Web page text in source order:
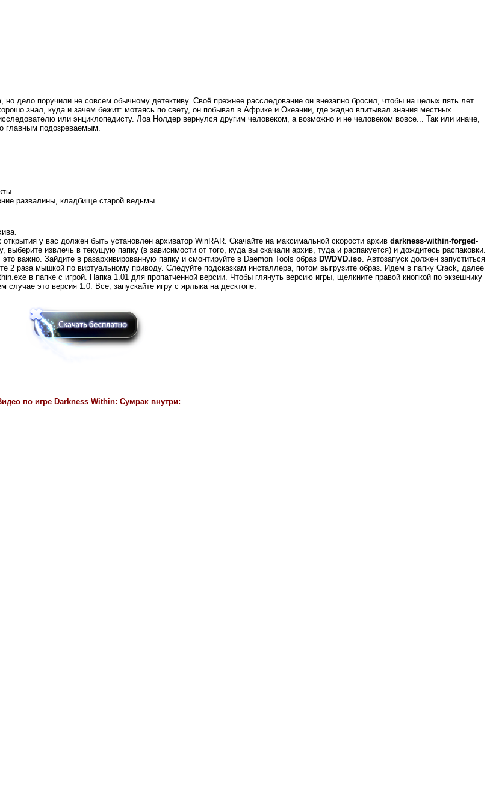
дело поручили не совсем обычному детективу. Своё прежнее расследование он внезапно бросил, чтобы на целых пять лет
знал, куда и зачем бежит: мотаясь по свету, он побывал в Африке и Океании, где жадно впитывал знания местных
или энциклопедисту. Лоа Нолдер вернулся другим человеком, а возможно и не человеком вовсе... Так или иначе,
главным подозреваемым.
развалины, кладбище старой ведьмы...
у вас должен быть установлен архиватор WinRAR. Скачайте на максимальной скорости архив darkness-within-forged-
выберите извлечь в текущую папку (в зависимости от того, куда вы скачали архив, туда и распакуется) и дождитесь распаковки.
это важно. Зайдите в разархивированную папку и смонтируйте в Daemon Tools образ DWDVD.iso . Автозапуск должен запуститься
мышкой по виртуальному приводу. Следуйте подсказкам инсталлера, потом выгрузите образ. Идем в папку Crack, далее
в папке с игрой. Папка 1.01 для пропатченной версии. Чтобы глянуть версию игры, щелкните правой кнопкой по экзешнику
это версия 1.0. Все, запускайте игру с ярлыка на десктопе.
по игре Darkness Within: Сумрак внутри: